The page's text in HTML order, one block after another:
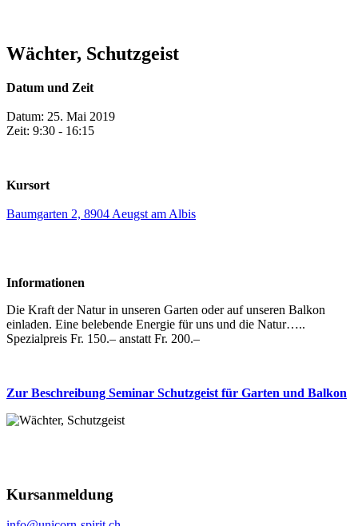
Wächter, Schutzgeist
Datum und Zeit
Datum: 25. Mai 2019
Zeit: 9:30 - 16:15
Kursort
Baumgarten 2, 8904 Aeugst am Albis
Informationen
Die Kraft der Natur in unseren Garten oder auf unseren Balkon
einladen. Eine belebende Energie für uns und die Natur…..
Spezialpreis Fr. 150.– anstatt Fr. 200.–
Zur Beschreibung Seminar Schutzgeist für Garten und Balkon
Kursanmeldung